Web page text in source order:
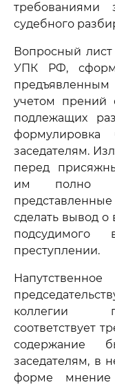
требованиями
судебного
Вопросный лист
УПК РФ,
предъявленным
учетом прений
подлежащих
заседателям.
перед
им полно и
сделать вывод
преступлении.
коллегии
соответствует
содержание
заседателям, в
форме мнение